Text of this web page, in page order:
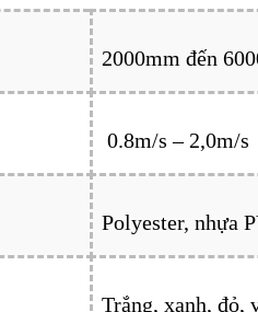
2000mm đến
0.8m/s – 2,0m/s
Polyester, nhựa
Trắng, xanh, đỏ,